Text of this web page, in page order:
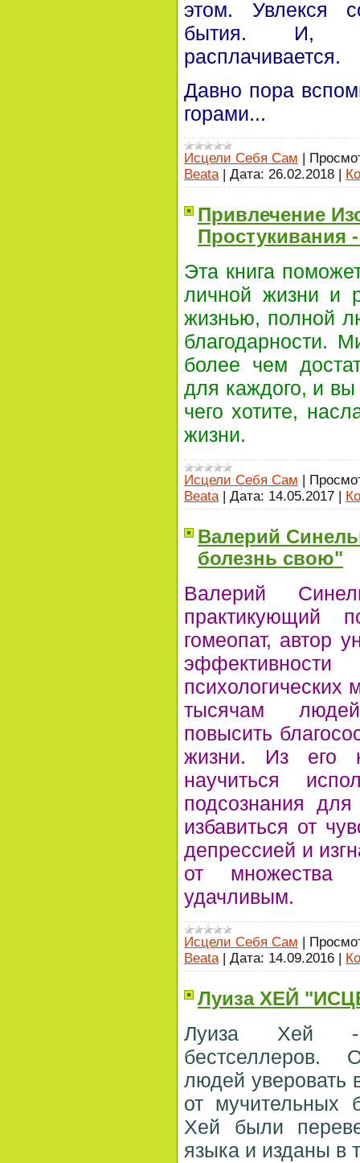
этом. Увлекся
бытия. И,
расплачивается.
Давно пора
горами...
Исцели Себя Сам
Beata| Дата: 26.02.2018
Привлечение
Простукивания
Эта книга
личной жизни и
жизнью, полной
благодарности.
более чем
для каждого, и вы
чего хотите,
жизни.
Исцели Себя Сам |
Beata | Дата: 14.05.2017 |
Валерий
болезнь свою"
Валерий
практикующий
гомеопат, автор
психологических
тысячам
повысить
жизни. Из его
научиться
подсознания
избавиться от
депрессией и
от множества
удачливым.
Исцели Себя Сам |
Beata | Дата: 14.09.2016 |
Луиза ХЕЙ
Луиза Хей -
бестселлеров.
людей уверовать
от мучительных
Хей были
языка и изданы в